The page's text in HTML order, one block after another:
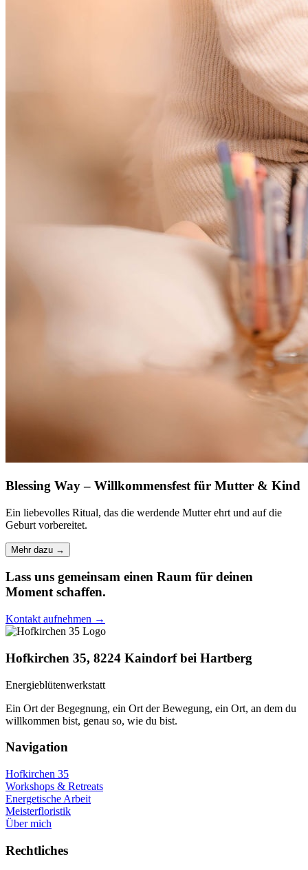
Blessing Way – Willkommensfest für Mutter & Kind
Ein liebevolles Ritual, das die werdende Mutter ehrt und auf die
Geburt vorbereitet.
Mehr dazu →
Lass uns gemeinsam einen Raum für deinen
Moment schaffen.
Kontakt aufnehmen →
Hofkirchen 35, 8224 Kaindorf bei Hartberg
Energieblütenwerkstatt
Ein Ort der Begegnung, ein Ort der Bewegung, ein Ort, an dem du
willkommen bist, genau so, wie du bist.
Navigation
Hofkirchen 35
Workshops & Retreats
Energetische Arbeit
Meisterfloristik
Über mich
Rechtliches